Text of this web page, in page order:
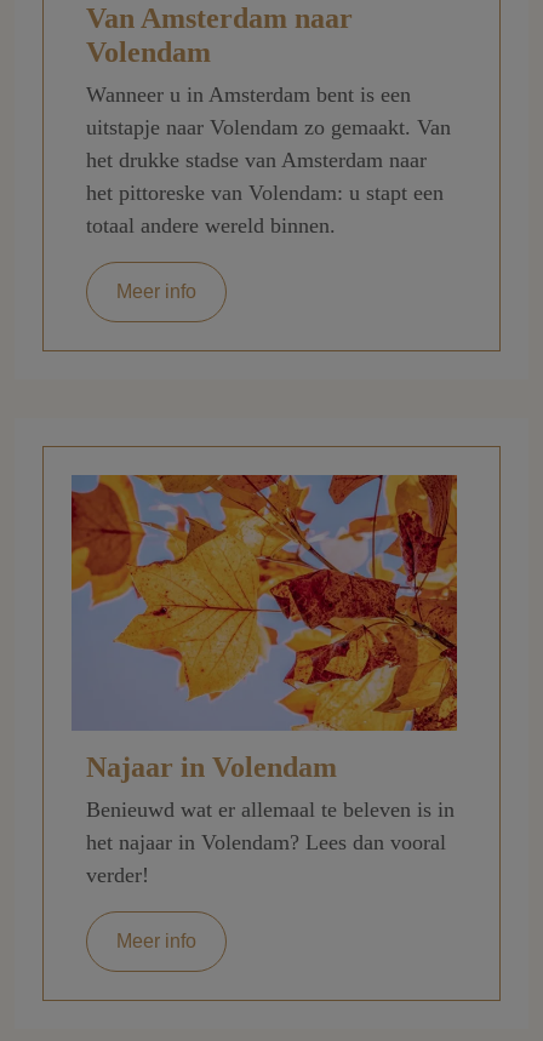
Van Amsterdam naar
Volendam
Wanneer u in Amsterdam bent is een
uitstapje naar Volendam zo gemaakt. Van
het drukke stadse van Amsterdam naar
het pittoreske van Volendam: u stapt een
totaal andere wereld binnen.
Meer info
Najaar in Volendam
Benieuwd wat er allemaal te beleven is in
het najaar in Volendam? Lees dan vooral
verder!
Meer info